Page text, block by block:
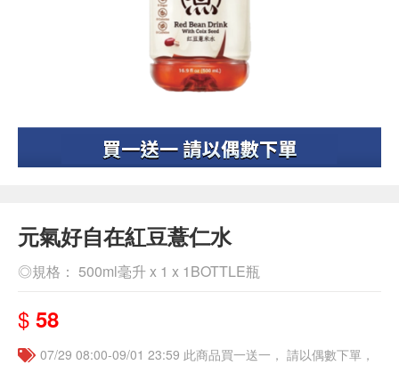
元氣好自在紅豆薏仁水
◎規格： 500ml毫升 x 1 x 1BOTTLE瓶
$ 58
07/29 08:00-09/01 23:59 此商品買一送一， 請以偶數下單，